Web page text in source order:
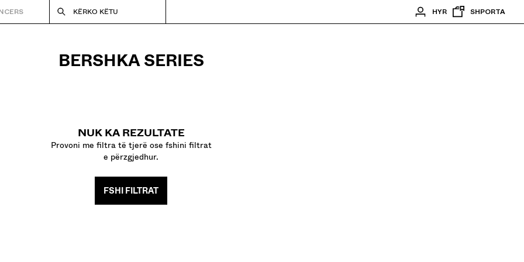
KËRKO KËTU HYR SHPORTA
BERSHKA SERIES
NUK KA REZULTATE
Provoni me filtra të tjerë ose fshini filtrat
e përzgjedhur.
FSHI FILTRAT